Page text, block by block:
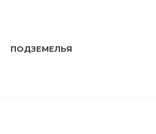
ПОДЗЕМЕЛЬЯ